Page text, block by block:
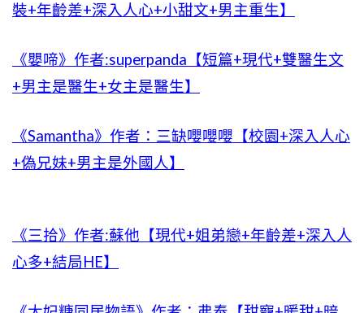
裝+年齡差+深入人心+小甜文+男主重生】
《嬰啼》作者:superpanda【短篇+現代+雙醫生文
+男主是醫生+女主是醫生】
《Samantha》作者：三缺嚶嚶嚶【校園+深入人心
+偽兄妹+男主是外國人】
《三拾》作者:蘇他【現代+姐弟戀+年齡差+深入人
心多+結局HE】